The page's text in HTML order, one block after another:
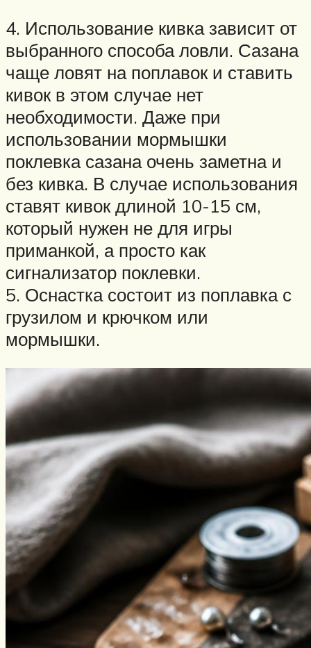
4. Использование кивка зависит от
выбранного способа ловли. Сазана
чаще ловят на поплавок и ставить
кивок в этом случае нет
необходимости. Даже при
использовании мормышки
поклевка сазана очень заметна и
без кивка. В случае использования
ставят кивок длиной 10-15 см,
который нужен не для игры
приманкой, а просто как
сигнализатор поклевки.
5. Оснастка состоит из поплавка с
грузилом и крючком или
мормышки.